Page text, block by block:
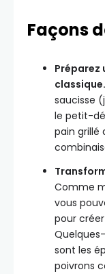
Façons
classique.
saucisse
le petit-
pain grillé
Comme
vous
pour
sont les
poivrons